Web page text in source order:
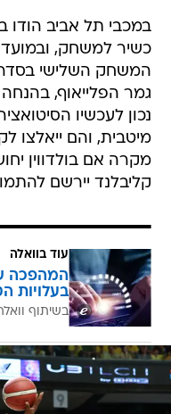
במכבי תל אביב הודו
כשיר למשחק,
המשחק השלישי
גמר הפלייאוף, בהנחה
נכון לעכשיו
מיטבית, והם
מקרה אם בולדווין
קליבלנד יירשם
עוד בוואלה
בעלויות
בשיתוף